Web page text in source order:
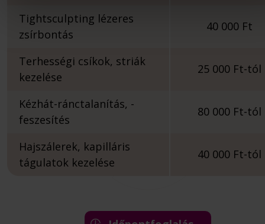
Tightsculpting lézeres
zsírbontás
40 000 Ft
Terhességi csíkok, striák
kezelése
25 000 Ft-tól
Kézhát-ránctalanítás, -
feszesítés
80 000 Ft-tól
Hajszálerek, kapilláris
tágulatok kezelése
40 000 Ft-tól